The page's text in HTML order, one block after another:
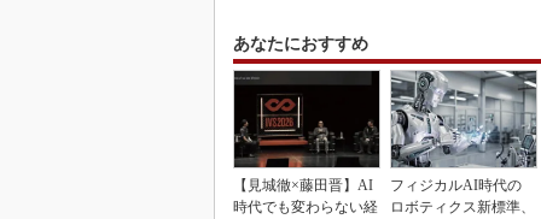
あなたにおすすめ
【見城徹×藤田晋】AI
時代でも変わらない経
フィジカルAI時代の
ロボティクス新標準、